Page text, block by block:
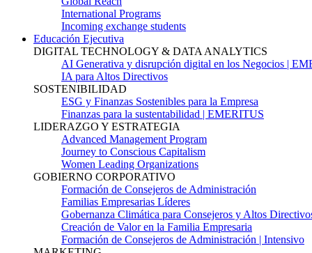
International Programs
Incoming exchange students
Educación Ejecutiva
DIGITAL TECHNOLOGY & DATA ANALYTICS
AI Generativa y disrupción digital en los Negocios |
IA para Altos Directivos
SOSTENIBILIDAD
ESG y Finanzas Sostenibles para la Empresa
Finanzas para la sustentabilidad | EMERITUS
LIDERAZGO Y ESTRATEGIA
Advanced Management Program
Journey to Conscious Capitalism
Women Leading Organizations
GOBIERNO CORPORATIVO
Formación de Consejeros de Administración
Familias Empresarias Líderes
Gobernanza Climática para Consejeros y Altos
Creación de Valor en la Familia Empresaria
Formación de Consejeros de Administración | Intensivo